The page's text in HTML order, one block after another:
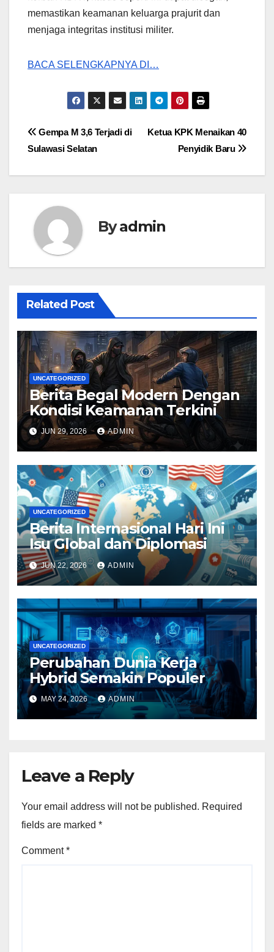
memastikan keamanan keluarga prajurit dan
menjaga integritas institusi militer.
BACA SELENGKAPNYA DI…
Post
Ketua KPK Menaikan 40
Penyidik Baru
Gempa M 3,6 Terjadi di
Sulawasi Selatan
Byadmin
Related Post
UNCATEGORIZED
Berita Begal Modern Dengan
Kondisi Keamanan Terkini
JUN 29, 2026 ADMIN
UNCATEGORIZED
Berita Internasional Hari Ini
Isu Global dan Diplomasi
JUN 22, 2026 ADMIN
UNCATEGORIZED
Perubahan Dunia Kerja
Hybrid Semakin Populer
MAY 24, 2026 ADMIN
Leave a Reply
Your email address will not be published. Required
fields are marked *
Comment*